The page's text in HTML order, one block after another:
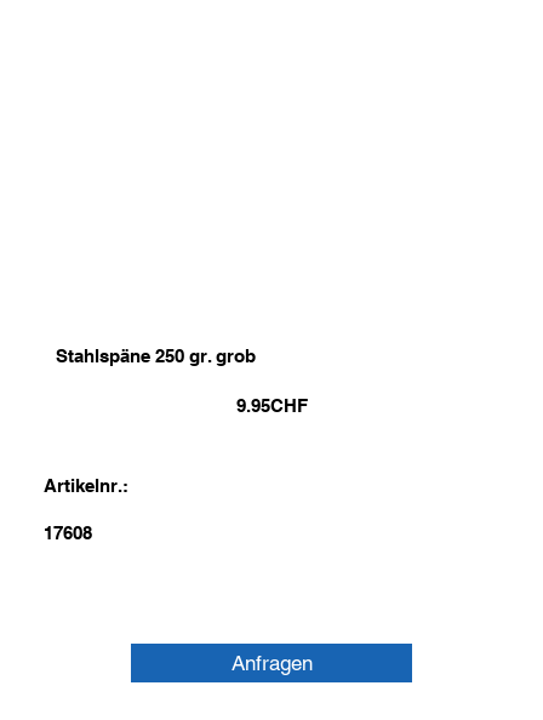
Stahlspäne 250 gr. grob
9.95CHF
Artikelnr.:
17608
Anfragen